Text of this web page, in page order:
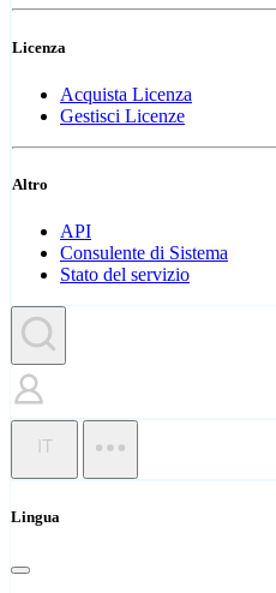
Licenza
Acquista Licenza
Gestisci Licenze
Altro
API
Consulente di Sistema
Stato del servizio
IT
Lingua